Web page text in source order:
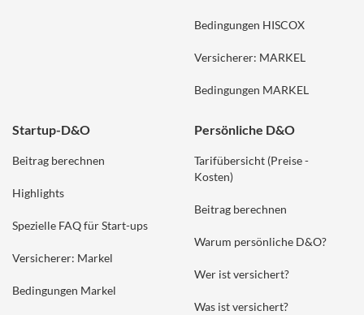
Bedingungen HISCOX
Versicherer: MARKEL
Bedingungen MARKEL
Startup-D&O
Beitrag berechnen
Highlights
Spezielle FAQ für Start-ups
Versicherer: Markel
Bedingungen Markel
Persönliche D&O
Tarifübersicht (Preise -
Kosten)
Beitrag berechnen
Warum persönliche D&O?
Wer ist versichert?
Was ist versichert?